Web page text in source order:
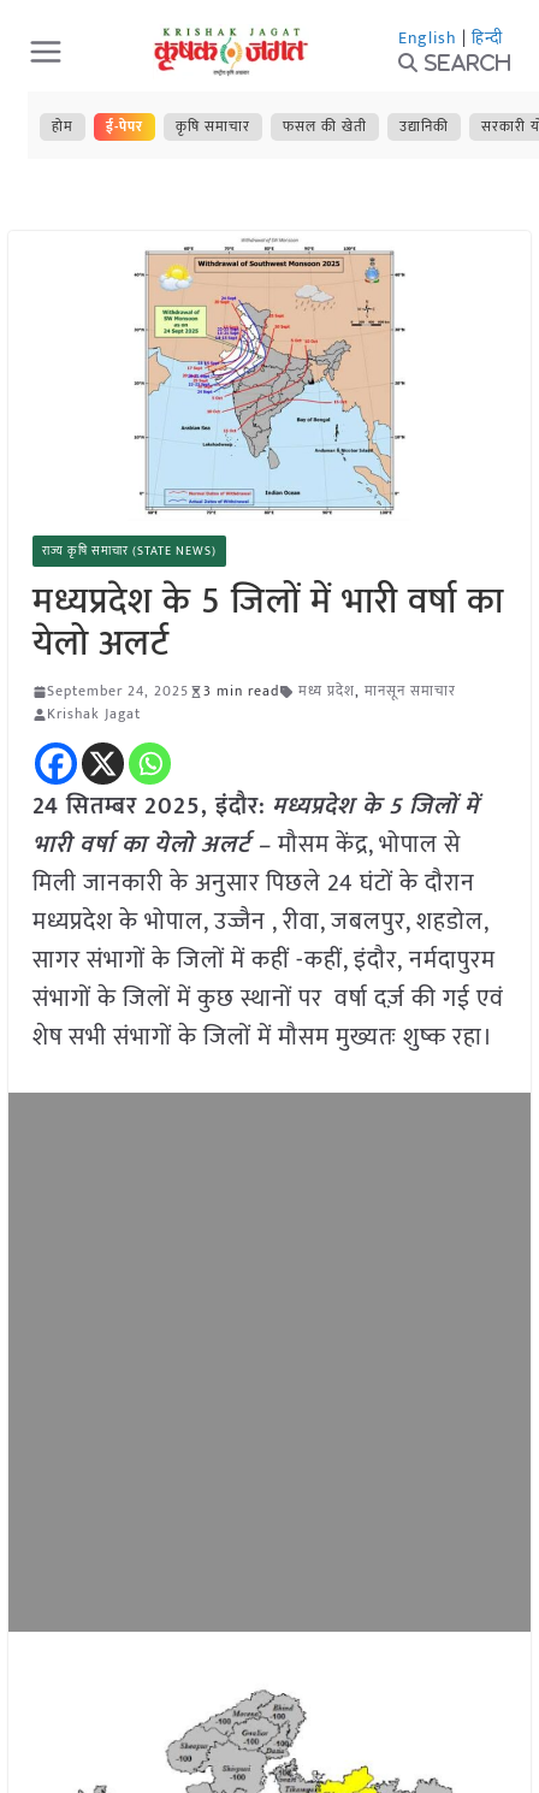
Skip
to
content
English | हिन्दी
Search
होम ई-पेपर कृषि समाचार फसल की खेती उद्यानिकी सरकारी
राज्य कृषि समाचार (STATE NEWS)
मध्यप्रदेश के 5 जिलों में भारी वर्षा का
येलो अलर्ट
September 24, 2025 3 min read मध्य प्रदेश, मानसून समाचार
Krishak Jagat
24 सितम्बर 2025,इंदौर: मध्यप्रदेश के 5 जिलों में
भारी वर्षा का येलो अलर्ट –मौसम केंद्र, भोपाल से
मिली जानकारी के अनुसार पिछले 24 घंटों के दौरान
मध्यप्रदेश के भोपाल, उज्जैन , रीवा, जबलपुर, शहडोल,
सागर संभागों के जिलों में कहीं -कहीं, इंदौर, नर्मदापुरम
संभागों के जिलों में कुछ स्थानों पर वर्षा दर्ज़ की गई एवं
शेष सभी संभागों के जिलों में मौसम मुख्यतः शुष्क रहा।